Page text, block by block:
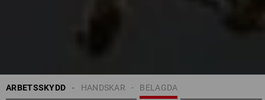
ARBETSSKYDD BELAGDA
HANDSKAR